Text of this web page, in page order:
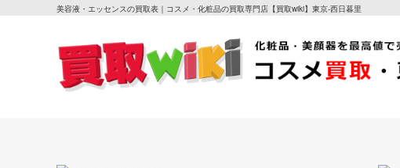
美容液・エッセンスの買取表｜コスメ・化粧品の買取専門店【買取wiki】東京-西日暮里